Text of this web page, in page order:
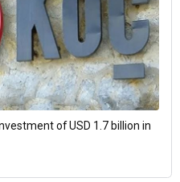
of USD 1.7 billion in